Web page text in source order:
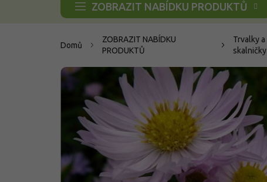
ZOBRAZIT NABÍDKU PRODUKTŮ
Domů
ZOBRAZIT NABÍDKU
PRODUKTŮ
Trvalky a
skalničky